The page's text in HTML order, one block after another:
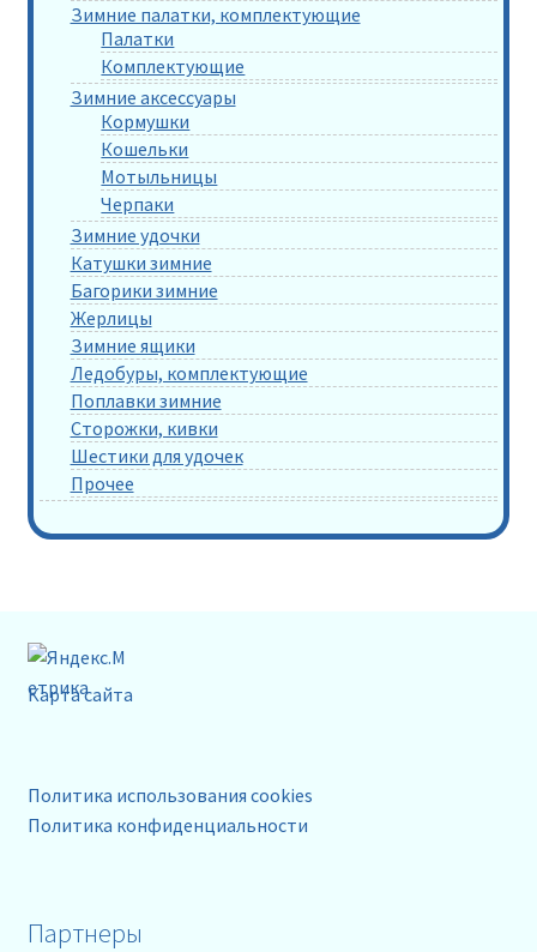
Зимние палатки, комплектующие
Палатки
Комплектующие
Зимние аксессуары
Кормушки
Кошельки
Мотыльницы
Черпаки
Зимние удочки
Катушки зимние
Багорики зимние
Жерлицы
Зимние ящики
Ледобуры, комплектующие
Поплавки зимние
Сторожки, кивки
Шестики для удочек
Прочее
Карта сайта
Политика использования cookies
Политика конфиденциальности
Партнеры